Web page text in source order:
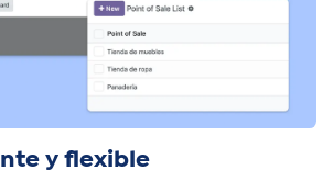
y flexible